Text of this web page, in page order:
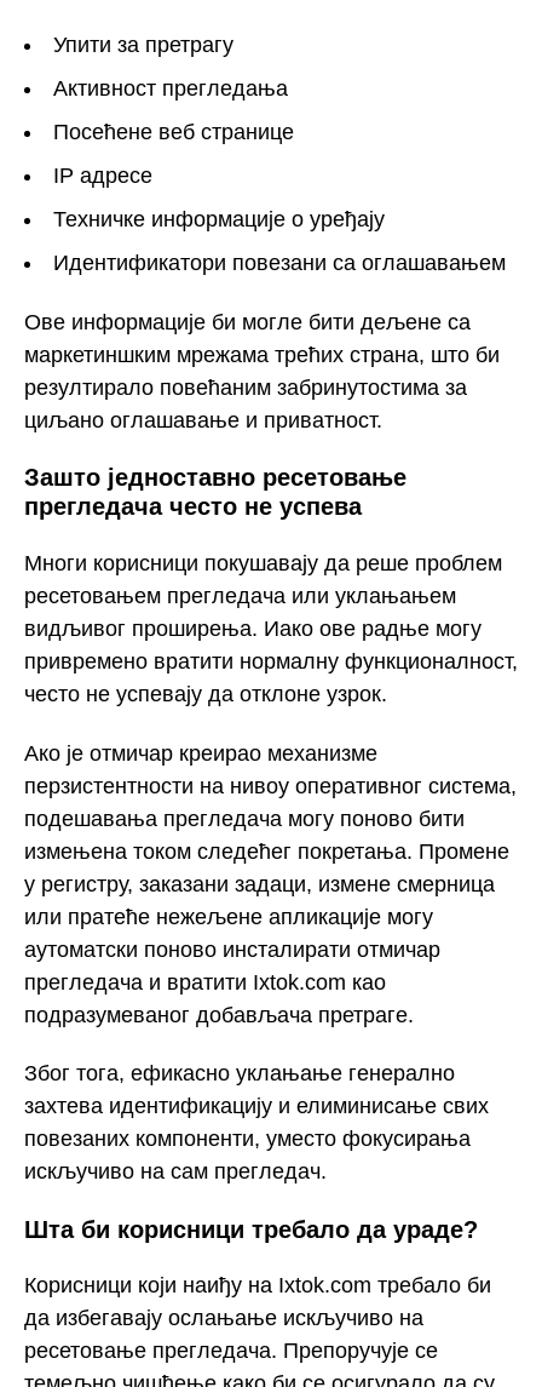
Упити за претрагу
Активност прегледања
Посећене веб странице
IP адресе
Техничке информације о уређају
Идентификатори повезани са оглашавањем
Ове информације би могле бити дељене са
маркетиншким мрежама трећих страна, што би
резултирало повећаним забринутостима за
циљано оглашавање и приватност.
Зашто једноставно ресетовање
прегледача често не успева
Многи корисници покушавају да реше проблем
ресетовањем прегледача или уклањањем
видљивог проширења. Иако ове радње могу
привремено вратити нормалну функционалност,
често не успевају да отклоне узрок.
Ако је отмичар креирао механизме
перзистентности на нивоу оперативног система,
подешавања прегледача могу поново бити
измењена током следећег покретања. Промене
у регистру, заказани задаци, измене смерница
или пратеће нежељене апликације могу
аутоматски поново инсталирати отмичар
прегледача и вратити Ixtok.com као
подразумеваног добављача претраге.
Због тога, ефикасно уклањање генерално
захтева идентификацију и елиминисање свих
повезаних компоненти, уместо фокусирања
искључиво на сам прегледач.
Шта би корисници требало да ураде?
Корисници који наиђу на Ixtok.com требало би
да избегавају ослањање искључиво на
ресетовање прегледача. Препоручује се